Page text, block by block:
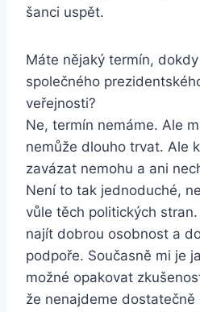
šanci uspět.
Máte nějaký termín,
společného
veřejnosti?
Ne, termín nemáme. Ale
nemůže dlouho trvat. Ale
zavázat nemohu a ani
Není to tak jednoduché,
vůle těch politických
najít dobrou osobnost a
podpoře. Současně mi je
možné opakovat
že nenajdeme